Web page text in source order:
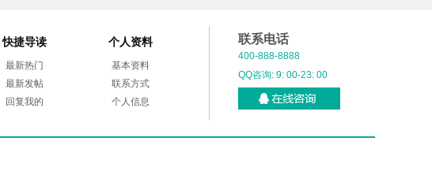
快捷导读
最新热门
最新发帖
回复我的
个人资料
基本资料
联系方式
个人信息
联系电话
400-888-8888
QQ咨询: 9: 00-23: 00